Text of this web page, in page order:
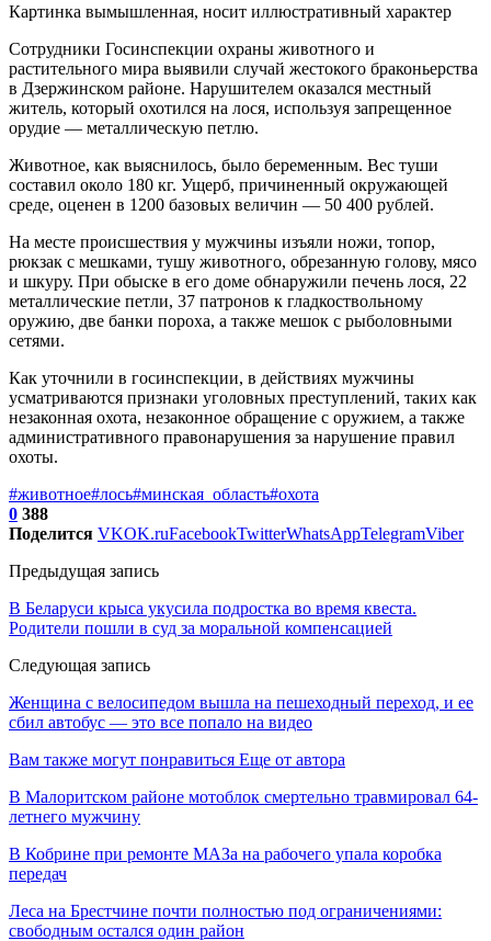
Картинка вымышленная, носит иллюстративный характер
Сотрудники Госинспекции охраны животного и
растительного мира выявили случай жестокого браконьерства
в Дзержинском районе. Нарушителем оказался местный
житель, который охотился на лося, используя запрещенное
орудие — металлическую петлю.
Животное, как выяснилось, было беременным. Вес туши
составил около 180 кг. Ущерб, причиненный окружающей
среде, оценен в 1200 базовых величин — 50 400 рублей.
На месте происшествия у мужчины изъяли ножи, топор,
рюкзак с мешками, тушу животного, обрезанную голову, мясо
и шкуру. При обыске в его доме обнаружили печень лося, 22
металлические петли, 37 патронов к гладкоствольному
оружию, две банки пороха, а также мешок с рыболовными
сетями.
Как уточнили в госинспекции, в действиях мужчины
усматриваются признаки уголовных преступлений, таких как
незаконная охота, незаконное обращение с оружием, а также
административного правонарушения за нарушение правил
охоты.
#животное#лось#минская_область#охота
0 388
Поделится VKOK.ruFacebookTwitterWhatsAppTelegramViber
Предыдущая запись
В Беларуси крыса укусила подростка во время квеста.
Родители пошли в суд за моральной компенсацией
Следующая запись
Женщина с велосипедом вышла на пешеходный переход, и ее
сбил автобус — это все попало на видео
Вам также могут понравиться Еще от автора
В Малоритском районе мотоблок смертельно травмировал 64-
летнего мужчину
В Кобрине при ремонте МАЗа на рабочего упала коробка
передач
Леса на Брестчине почти полностью под ограничениями:
свободным остался один район